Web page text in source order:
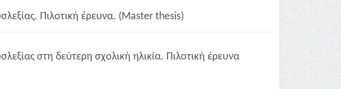
Πιλοτική έρευνα. (Master thesis)
στη δεύτερη σχολική ηλικία. Πιλοτική έρευνα